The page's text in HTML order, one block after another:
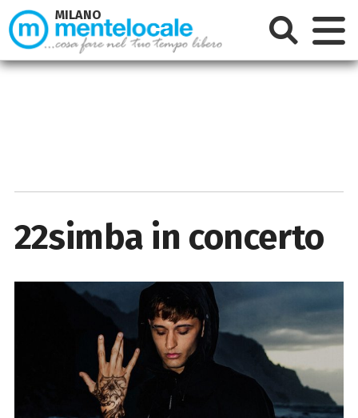
22simba in concerto
MILANO